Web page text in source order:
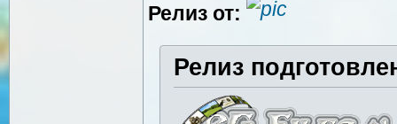
Релиз от:
Релиз